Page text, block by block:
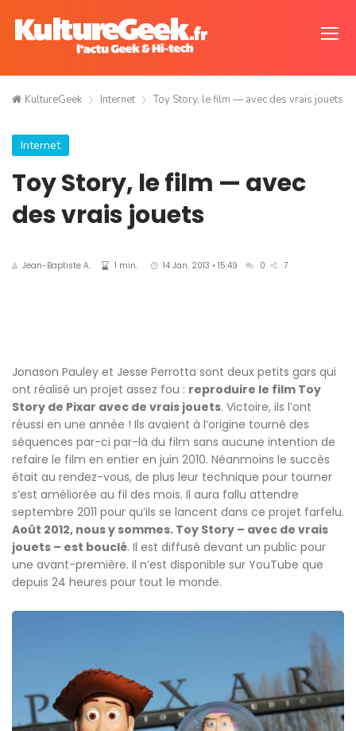
KultureGeek Internet Toy Story, le film — avec des vrais jouets
Internet
Toy Story, le film — avec
des vrais jouets
Jean-Baptiste A. 1 min. 14 Jan. 2013 • 15:49 0 7
Jonason Pauley et Jesse Perrotta sont deux petits gars qui
ont réalisé un projet assez fou : reproduire le film Toy
Story de Pixar avec de vrais jouets. Victoire, ils l’ont
réussi en une année ! Ils avaient à l’origine tourné des
séquences par-ci par-là du film sans aucune intention de
refaire le film en entier en juin 2010. Néanmoins le succès
était au rendez-vous, de plus leur technique pour tourner
s’est améliorée au fil des mois. Il aura fallu attendre
septembre 2011 pour qu’ils se lancent dans ce projet farfelu.
Août 2012, nous y sommes. Toy Story – avec de vrais
jouets – est bouclé. Il est diffusé devant un public pour
une avant-première. Il n’est disponible sur YouTube que
depuis 24 heures pour tout le monde.